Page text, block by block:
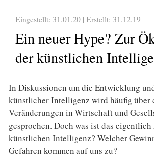
Eingestellt: 31.01.20 | Erstellt: 31.12.19
Ein neuer Hype? Zur
der künstlichen
In Diskussionen um die Entwicklung
künstlicher Intelligenz wird häufig über
Veränderungen in Wirtschaft und
gesprochen. Doch was ist das eigentlich
künstlichen Intelligenz? Welcher
Gefahren kommen auf uns zu?